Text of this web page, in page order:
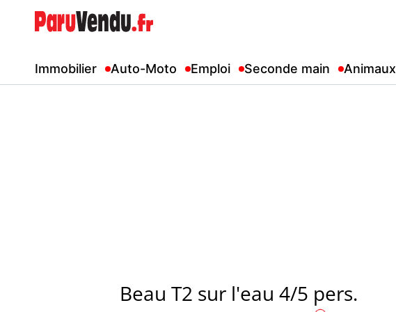
Immobilier Auto-Moto Emploi Seconde main Animaux
Beau T2 sur l'eau 4/5 pers.